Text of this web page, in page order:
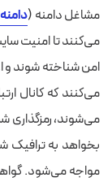
مشاغل دامنه (
می‌کنند تا امنیت
امن شناخته شوند و
می‌کنند که کانال
می‌شوند، رمزگذاری
بخواهد به ترافیک
مواجه می‌شود.